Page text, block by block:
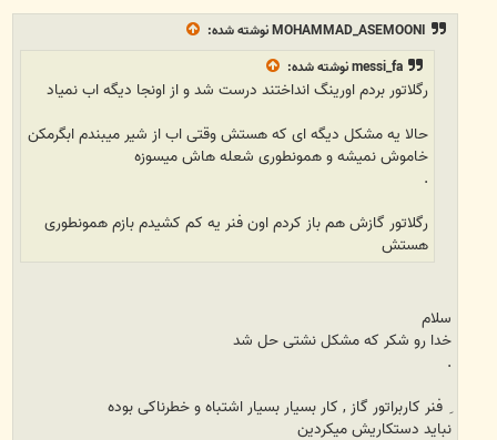
MOHAMMAD_ASEMOONIنوشته شده:
messi_faنوشته شده:
رگلاتور بردم اورینگ انداختند درست شد و از اونجا دیگه اب نمیاد
حالا یه مشکل دیگه ای که هستش وقتی اب از شیر میبندم ابگرمکن
خاموش نمیشه و همونطوری شعله هاش میسوزه
رگلاتور گازش هم باز کردم اون فنر یه کم کشیدم بازم همونطوری
هستش
سلام
خدا رو شکر که مشکل نشتی حل شد
ِ فنر کاربراتور گاز , کار بسیار بسیار اشتباه و خطرناکی بوده
نباید دستکاریش میکردین